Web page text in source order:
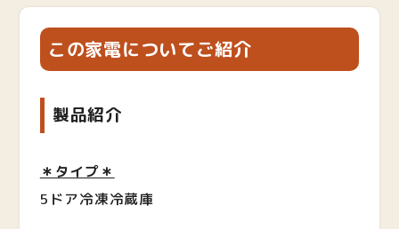
この家電についてご紹介
製品紹介
＊タイプ＊
5ドア冷凍冷蔵庫